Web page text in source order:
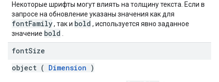
Некоторые шрифты могут влиять на толщину текста. Если в
запросе на обновление указаны значения как для
fontFamily, так и bold , используется явно заданное
значение bold
fontSize
object ( Dimension )